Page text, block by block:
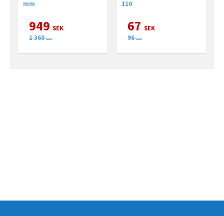
mm
949 SEK
1 360 SEK
110
67 SEK
96 SEK